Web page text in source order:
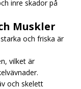
inre skador på
Muskler
och friska är
vilket är
och skelett